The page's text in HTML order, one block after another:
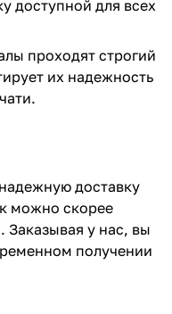
доступной для всех
проходят строгий
их надежность
доставку
можно скорее
Заказывая у нас, вы
получении